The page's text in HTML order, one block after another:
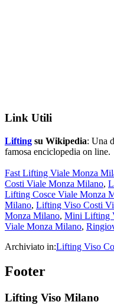
Link Utili
Lifting su Wikipedia: Una
famosa enciclopedia on line.
Fast Lifting Viale Monza
Costi Viale Monza Milano,
Lifting Cosce Viale Monza
Milano, Lifting Viso Costi
Monza Milano, Mini Lifting
Viale Monza Milano,
Archiviato in:Lifting Viso
Footer
Lifting Viso Milano